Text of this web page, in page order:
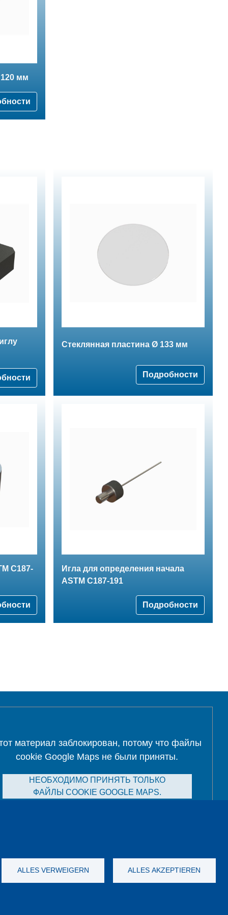
мм
Стеклянная пластина Ø 133 мм
Подробности
C187-
Игла для определения начала
ASTM C187-191
Подробности
ALLES VERWEIGERN ALLES AKZEPTIEREN
материал заблокирован, потому что файлы
cookie Google Maps не были приняты.
НЕОБХОДИМО ПРИНЯТЬ ТОЛЬКО
ФАЙЛЫ COOKIE GOOGLE MAPS.
данных Выходные данные GTC